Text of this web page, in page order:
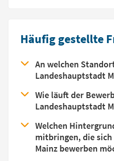
Häufig gestellte
An welchen
Landeshauptstadt
Wie läuft der
Landeshauptstadt
Welchen
mitbringen, die
Mainz bewerben